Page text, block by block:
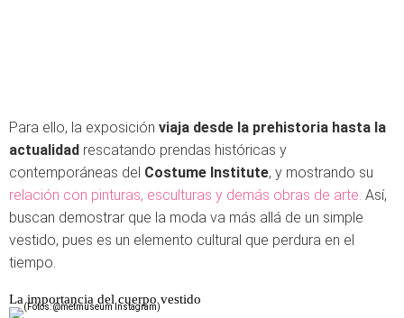
Para ello, la exposición viaja desde la prehistoria hasta la
actualidad rescatando prendas históricas y
contemporáneas del Costume Institute, y mostrando su
relación con pinturas, esculturas y demás obras de arte. Así,
buscan demostrar que la moda va más allá de un simple
vestido, pues es un elemento cultural que perdura en el
tiempo.
La importancia del cuerpo vestido